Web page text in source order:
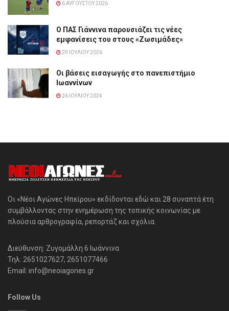
6 ΑΥΓΟΎΣΤΟΥ 2026
Ο ΠΑΣ Γιάννινα παρουσιάζει τις νέες
εμφανίσεις του στους «Ζωσιμάδες»
29 ΙΟΥΛΊΟΥ 2026
Οι βάσεις εισαγωγής στο πανεπιστήμιο
Ιωαννίνων
26 ΙΟΥΛΊΟΥ 2024
Οι «Νέοι Αγώνες Ηπείρου» εκδίδονται εδώ και 28 συναπτά έτη
συμβάλλοντας στην ενημέρωση της τοπικής κοινωνίας με
πλούσια αρθρογραφία, ρεπορτάζ και σχόλια.
Διεύθυνση: Ζυγομάλλη 6 Ιωάννινα
Τηλ: 2651027627, 2651077466
Email: info@neoiagones.gr
Follow Us